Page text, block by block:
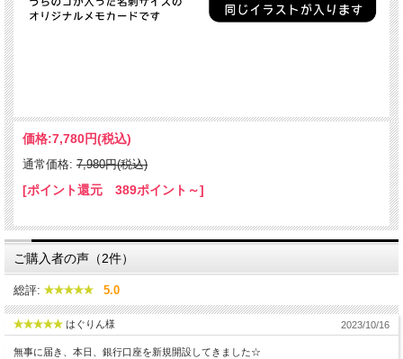
価格:7,780円(税込)
通常価格: 7,980円(税込)
[ポイント還元 389ポイント～]
ご購入者の声（2件）
総評: 5.0
はぐりん様 2023/10/16
無事に届き、本日、銀行口座を新規開設してきました☆